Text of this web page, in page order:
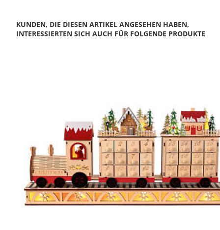
KUNDEN, DIE DIESEN ARTIKEL ANGESEHEN HABEN,
INTERESSIERTEN SICH AUCH FÜR FOLGENDE PRODUKTE